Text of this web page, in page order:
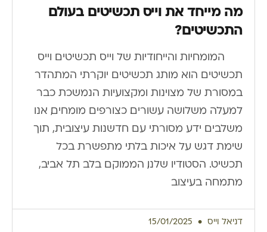
מה מייחד את וייס תכשיטים בעולם
התכשיטים?
המומחיות והייחודיות של וייס תכשיטים וייס
תכשיטים הוא מותג תכשיטים יוקרתי המתהדר
במסורת של מצוינות ומקצועיות הנמשכת כבר
למעלה משלושה עשורים. כצורפים מומחים, אנו
משלבים ידע מסורתי עם חדשנות עיצובית, תוך
שימת דגש על איכות בלתי מתפשרת בכל
תכשיט. הסטודיו שלנו, הממוקם בלב תל אביב,
מתמחה בעיצוב
דניאל וייס